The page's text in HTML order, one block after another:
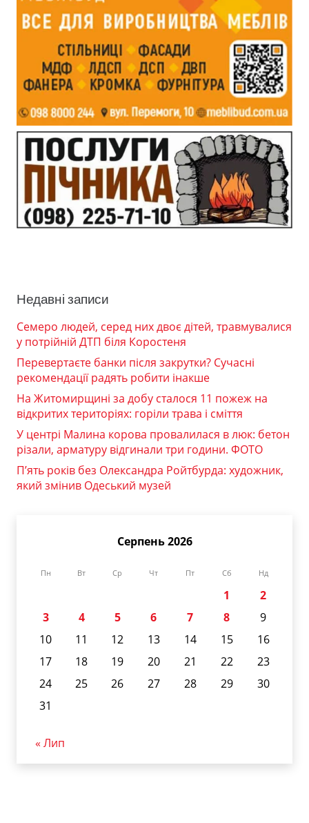
Недавні записи
Семеро людей, серед них двоє дітей, травмувалися
у потрійній ДТП біля Коростеня
Перевертаєте банки після закрутки? Сучасні
рекомендації радять робити інакше
На Житомирщині за добу сталося 11 пожеж на
відкритих територіях: горіли трава і сміття
У центрі Малина корова провалилася в люк: бетон
різали, арматуру відгинали три години. ФОТО
П’ять років без Олександра Ройтбурда: художник,
який змінив Одеський музей
Серпень 2026
Пн Вт Ср Чт Пт Сб Нд
1
2
3
4 5 6 7 8
9
10
11 12 13 14 15
16
17
18 19 20 21 22
23
24
25 26 27 28 29
30
31
« Лип